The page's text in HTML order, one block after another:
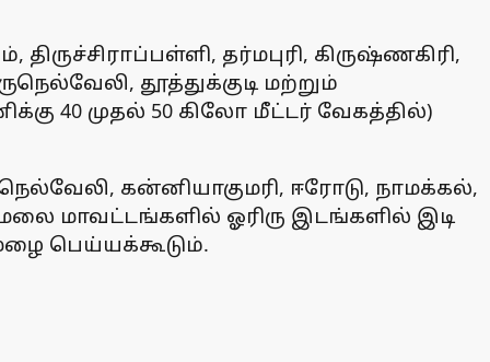
தர்மபுரி, கிருஷ்ணகிரி,
தூத்துக்குடி மற்றும்
40 முதல் 50 கிலோ மீட்டர் வேகத்தில்)
கன்னியாகுமரி, ஈரோடு, நாமக்கல்,
மாவட்டங்களில் ஓரிரு இடங்களில் இடி
பெய்யக்கூடும்.